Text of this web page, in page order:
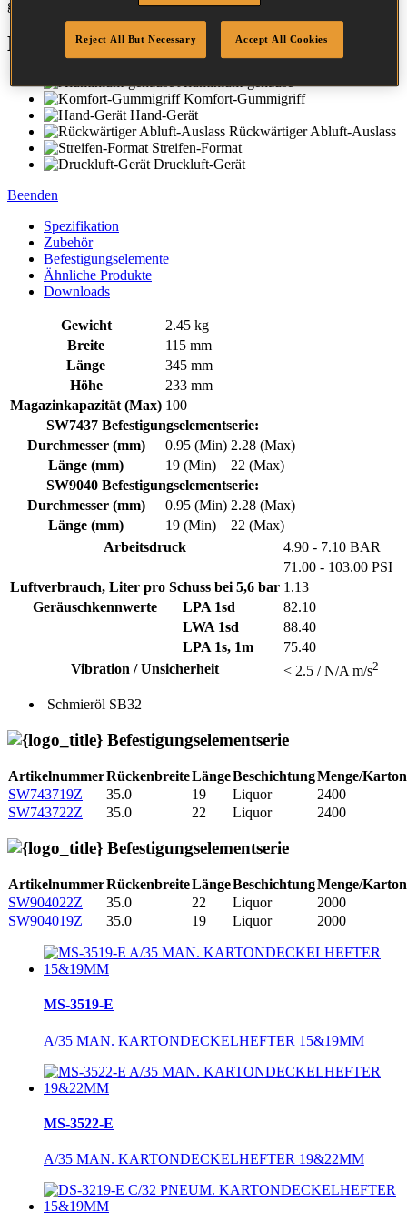
gewährleisten stets einen gleichbleibenden Deckelverschluss.
Eigenschaften
Aluminium-gehäuse
Komfort-Gummigriff
Hand-Gerät
Rückwärtiger Abluft-Auslass
Streifen-Format
Druckluft-Gerät
Beenden
Spezifikation
Zubehör
Befestigungselemente
Ähnliche Produkte
Downloads
Gewicht
2.45 kg
Breite
115 mm
Länge
345 mm
Höhe
233 mm
Magazinkapazität (Max) 100
SW7437 Befestigungselementserie:
Durchmesser (mm)
0.95 (Min) 2.28 (Max)
Länge (mm)
19 (Min)
22 (Max)
SW9040 Befestigungselementserie:
Durchmesser (mm)
0.95 (Min) 2.28 (Max)
Länge (mm)
19 (Min)
22 (Max)
Arbeitsdruck
4.90 - 7.10 BAR
71.00 - 103.00 PSI
Luftverbrauch, Liter pro Schuss bei 5,6 bar 1.13
Geräuschkennwerte
LPA 1sd
82.10
LWA 1sd
88.40
LPA 1s, 1m
75.40
Vibration / Unsicherheit
< 2.5 / N/A m/s2
Schmieröl SB32
Befestigungselementserie
ArtikelnummerRückenbreiteLängeBeschichtungMenge/Karton
SW743719Z
35.0 19 Liquor
2400
SW743722Z
35.0 22 Liquor 2400
Befestigungselementserie
ArtikelnummerRückenbreiteLängeBeschichtungMenge/Karton
SW904022Z
35.0 22 Liquor
2000
SW904019Z
35.0 19 Liquor 2000
MS-3519-E
A/35 MAN. KARTONDECKELHEFTER 15&19MM
MS-3522-E
A/35 MAN. KARTONDECKELHEFTER 19&22MM
Reject All But Necessary Accept All Cookies